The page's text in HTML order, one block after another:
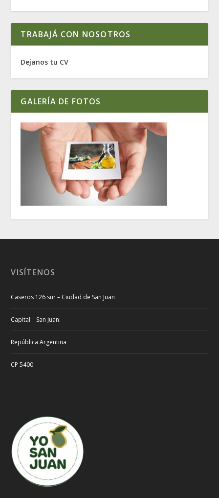
TRABAJÁ CON NOSOTROS
Dejanos tu CV
GALERÍA DE FOTOS
VISÍTENOS
Caseros 126 sur – Ciudad de San Juan
Capital – San Juan.
República Argentina
CP 5400